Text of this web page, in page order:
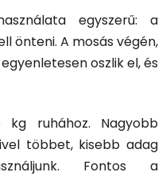
egyszerű: a
önteni. A mosás végén,
oszlik el, és
ruhához. Nagyobb
többet, kisebb adag
Fontos a